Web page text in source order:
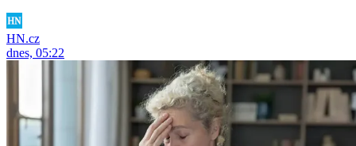
HN.cz
dnes, 05:22